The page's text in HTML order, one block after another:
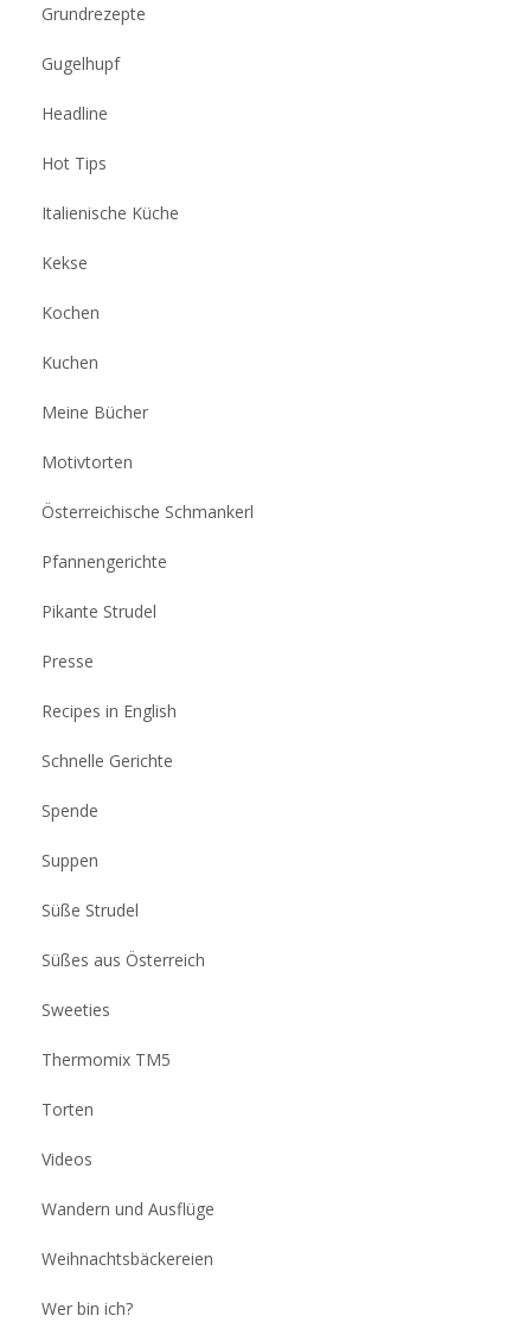
Grundrezepte
Gugelhupf
Headline
Hot Tips
Italienische Küche
Kekse
Kochen
Kuchen
Meine Bücher
Motivtorten
Österreichische Schmankerl
Pfannengerichte
Pikante Strudel
Presse
Recipes in English
Schnelle Gerichte
Spende
Suppen
Süße Strudel
Süßes aus Österreich
Sweeties
Thermomix TM5
Torten
Videos
Wandern und Ausflüge
Weihnachtsbäckereien
Wer bin ich?